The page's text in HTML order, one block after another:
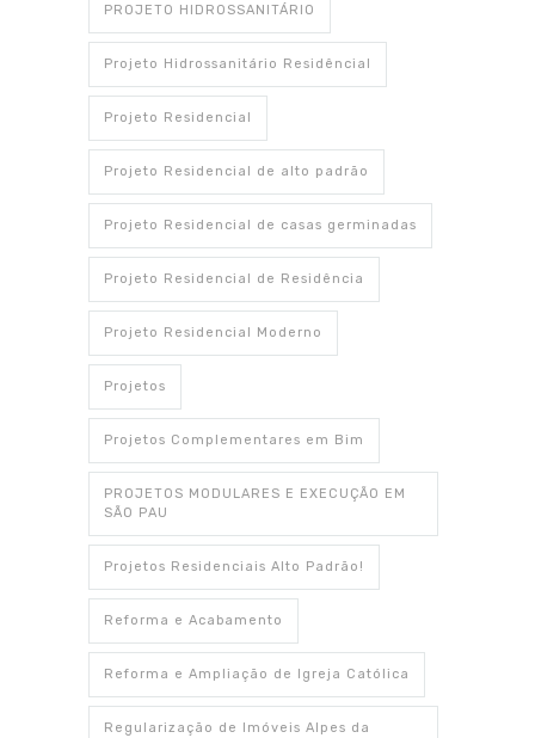
PROJETO HIDROSSANITÁRIO
Projeto Hidrossanitário Residêncial
Projeto Residencial
Projeto Residencial de alto padrão
Projeto Residencial de casas germinadas
Projeto Residencial de Residência
Projeto Residencial Moderno
Projetos
Projetos Complementares em Bim
PROJETOS MODULARES E EXECUÇÃO EM
SÃO PAU
Projetos Residenciais Alto Padrão!
Reforma e Acabamento
Reforma e Ampliação de Igreja Católica
Regularização de Imóveis Alpes da